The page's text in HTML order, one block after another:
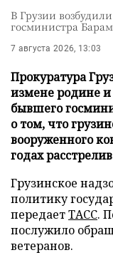
В Грузии
госминистра
7 августа 2026, 13:03
Прокуратура
измене родине и
бывшего
о том, что
вооруженного
годах
Грузинское
политику
передаетТАСС.
послужило
ветеранов.